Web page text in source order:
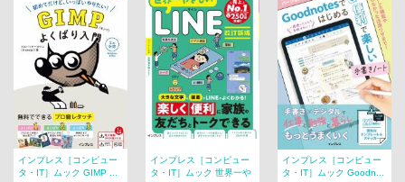
インプレス［コンピュー
タ・IT］ムック GIMP ...
インプレス［コンピュー
タ・IT］ムック 世界一や
インプレス［コンピュー
タ・IT］ムック Goodn...